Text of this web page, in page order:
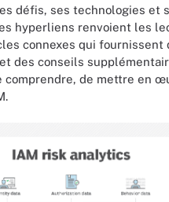
défis, ses technologies et
hyperliens renvoient les
connexes qui fournissent
des conseils
comprendre, de mettre en